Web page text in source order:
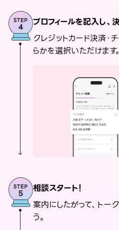
プロフィールを記入し、
クレジットカード決済・
らかを選択いただけます。
相談スタート！
案内にしたがって、トー
う。